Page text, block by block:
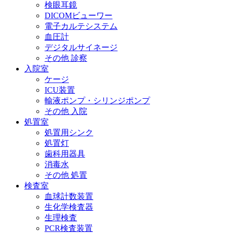
検眼耳鏡
DICOMビューワー
電子カルテシステム
血圧計
デジタルサイネージ
その他 診察
入院室
ケージ
ICU装置
輸液ポンプ・シリンジポンプ
その他 入院
処置室
処置用シンク
処置灯
歯科用器具
消毒水
その他 処置
検査室
血球計数装置
生化学検査器
生理検査
PCR検査装置